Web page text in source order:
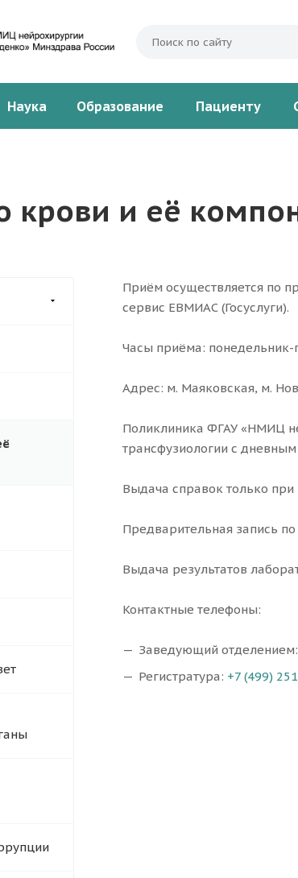
Наука Образование Пациенту
крови и её
Приём осуществляется по
сервис ЕВМИАС (Госуслуги).
Часы приёма: понедельник-
Адрес: м. Маяковская, м.
Поликлиника ФГАУ «НМИЦ
трансфузиологии с
Выдача справок только при
Предварительная запись
Выдача результатов
Контактные телефоны:
Заведующий отделением:
Регистратура: +7 (499)